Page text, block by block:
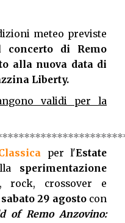
meteo previste
concerto di Remo
alla nuova data di
Liberty.
validi per la
per l'Estate
sperimentazione
rock, crossover e
sabato 29 agostocon
of Remo Anzovino: